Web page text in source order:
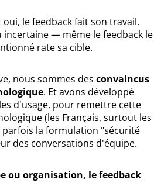
le feedback fait son travail.
— même le feedback le
rate sa cible.
nous sommes des convaincus
. Et avons développé
d'usage, pour remettre cette
(les Français, surtout les
la formulation "sécurité
des conversations d'équipe.
ou organisation, le feedback